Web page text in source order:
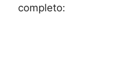
completo: